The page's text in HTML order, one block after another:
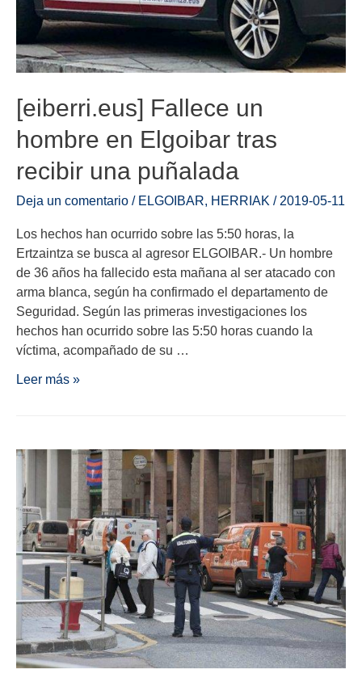
[eiberri.eus] Fallece un
hombre en Elgoibar tras
recibir una puñalada
Deja un comentario / ELGOIBAR, HERRIAK / 2019-05-11
Los hechos han ocurrido sobre las 5:50 horas, la
Ertzaintza se busca al agresor ELGOIBAR.- Un hombre
de 36 años ha fallecido esta mañana al ser atacado con
arma blanca, según ha confirmado el departamento de
Seguridad. Según las primeras investigaciones los
hechos han ocurrido sobre las 5:50 horas cuando la
víctima, acompañado de su …
Leer más »